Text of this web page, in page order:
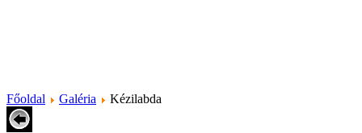
Főoldal Galéria Kézilabda